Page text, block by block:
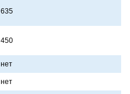
635
450
нет
нет